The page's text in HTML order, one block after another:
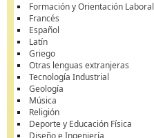
Formación y Orientación Laboral
Francés
Español
Latín
Griego
Otras lenguas extranjeras
Tecnología Industrial
Geología
Música
Religión
Deporte y Educación Física
Diseño e Ingeniería